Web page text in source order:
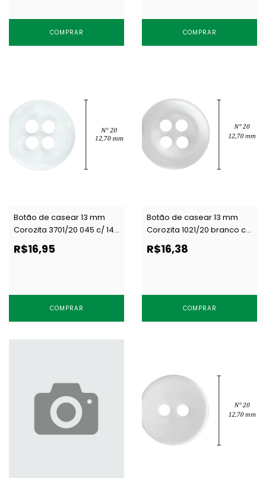
COMPRAR COMPRAR
Botão de casear 13 mm
Corozita 3701/20 045 c/ 144
R$16,95
COMPRAR
Botão de casear 13 mm
Corozita 1021/20 branco c/
144 un
R$16,38
COMPRAR